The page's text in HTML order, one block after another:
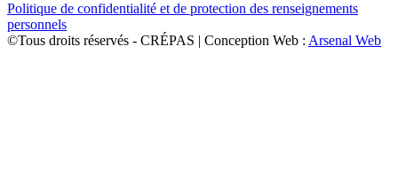
Politique de confidentialité et de protection des renseignements
personnels
©Tous droits réservés - CRÉPAS | Conception Web : Arsenal Web